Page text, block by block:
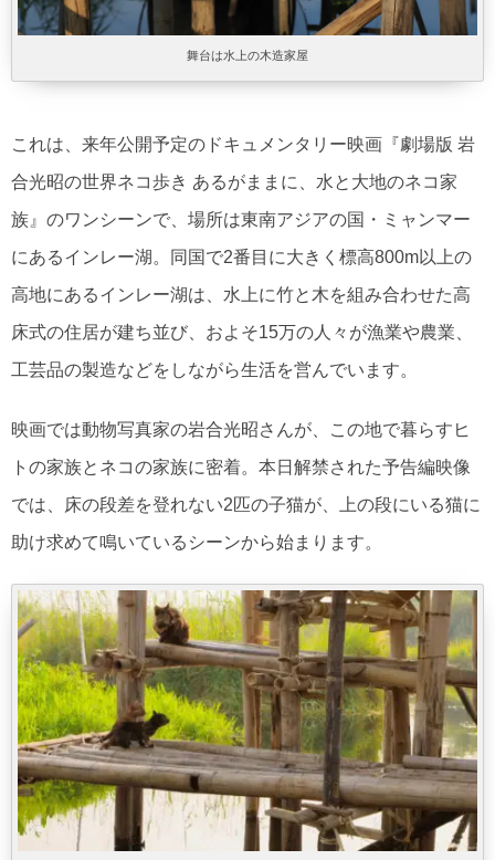
舞台は水上の木造家屋
これは、来年公開予定のドキュメンタリー映画『劇場版 岩
合光昭の世界ネコ歩き あるがままに、水と大地のネコ家
族』のワンシーンで、場所は東南アジアの国・ミャンマー
にあるインレー湖。同国で2番目に大きく標高800m以上の
高地にあるインレー湖は、水上に竹と木を組み合わせた高
床式の住居が建ち並び、およそ15万の人々が漁業や農業、
工芸品の製造などをしながら生活を営んでいます。
映画では動物写真家の岩合光昭さんが、この地で暮らすヒ
トの家族とネコの家族に密着。本日解禁された予告編映像
では、床の段差を登れない2匹の子猫が、上の段にいる猫に
助け求めて鳴いているシーンから始まります。